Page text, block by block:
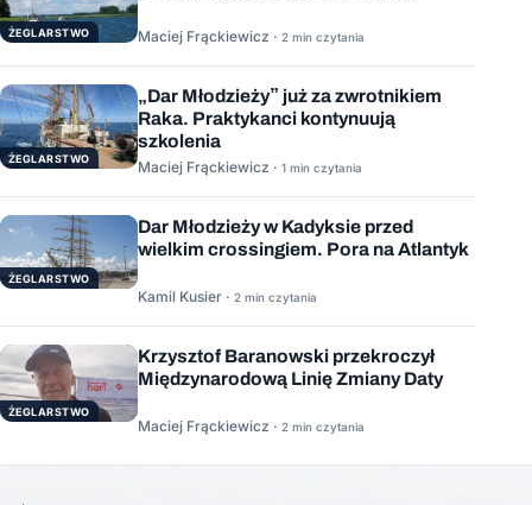
ŻEGLARSTWO Maciej Frąckiewicz · 2 min czytania
ŻEGLARSTWO
„Dar Młodzieży” już za zwrotnikiem
Raka. Praktykanci kontynuują
szkolenia
Maciej Frąckiewicz · 1 min czytania
ŻEGLARSTWO
Dar Młodzieży w Kadyksie przed
wielkim crossingiem. Pora na Atlantyk
Kamil Kusier · 2 min czytania
ŻEGLARSTWO
Krzysztof Baranowski przekroczył
Międzynarodową Linię Zmiany Daty
Maciej Frąckiewicz · 2 min czytania